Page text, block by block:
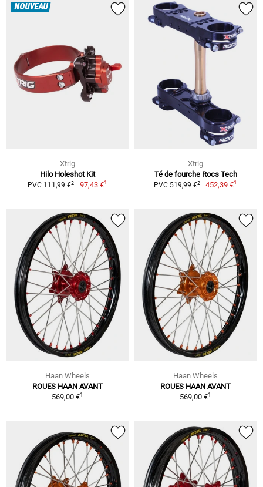
NOUVEAU
Xtrig
Hilo Holeshot Kit
PVC 111,99 €2 97,43 €1
Xtrig
Té de fourche Rocs Tech
PVC 519,99 €2 452,39 €1
Haan Wheels
ROUES HAAN AVANT
569,00 €1
Haan Wheels
ROUES HAAN AVANT
569,00 €1